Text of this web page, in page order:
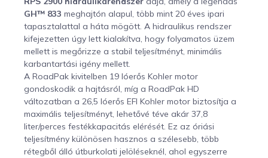
GH™ 833 meghajtón alapul, több mint 20 éves ipari
tapasztalattal a háta mögött. A hidraulikus rendszer
kifejezetten úgy lett kialakítva, hogy folyamatos üzem
mellett is megőrizze a stabil teljesítményt, minimális
karbantartási igény mellett.
A RoadPak kivitelben 19 lóerős Kohler motor
gondoskodik a hajtásról, míg a RoadPak HD
változatban a 26,5 lóerős EFI Kohler motor biztosítja a
maximális teljesítményt, lehetővé téve akár 37,8
liter/perces festékkapacitás elérését. Ez az óriási
teljesítmény különösen hasznos a szélesebb, több
rétegből álló útburkolati jelöléseknél, ahol egyszerre